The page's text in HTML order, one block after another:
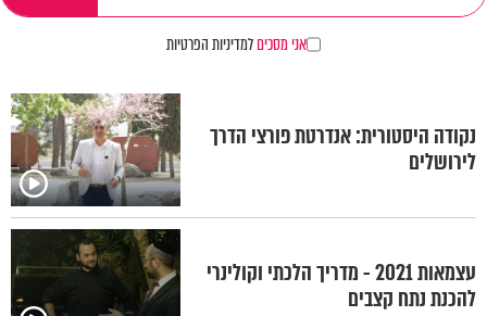
אני מסכיםלמדיניות הפרטיות
נקודה היסטורית: אנדרטת פורצי הדרך
לירושלים
עצמאות 2021 - מדריך הלכתי וקולינרי
להכנת נתח קצבים